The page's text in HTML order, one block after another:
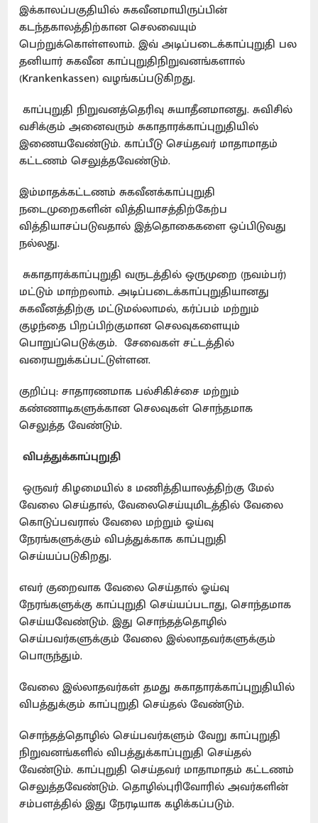
இக்காலப்பகுதியில் சுகவீனமாயிருப்பின்
கடந்தகாலத்திற்கான செலவையும்
பெற்றுக்கொள்ளலாம். இவ் அடிப்படைக்காப்புறுதி பல
தனியார் சுகவீன காப்புறுதிநிறுவனங்களால்
(Krankenkassen) வழங்கப்படுகிறது.
காப்புறுதி நிறுவனத்தெரிவு சுயாதீனமானது. சுவிசில்
வசிக்கும் அனைவரும் சுகாதாரக்காப்புறுதியில்
இணையவேண்டும். காப்பீடு செய்தவர் மாதாமாதம்
கட்டணம் செலுத்தவேண்டும்.
இம்மாதக்கட்டணம் சுகவீனக்காப்புறுதி
நடைமுறைகளின் வித்தியாசத்திற்கேற்ப
வித்தியாசப்படுவதால் இத்தொகைகளை ஒப்பிடுவது
நல்லது.
சுகாதாரக்காப்புறுதி வருடத்தில் ஒருமுறை (நவம்பர்)
மட்டும் மாற்றலாம். அடிப்படைக்காப்புறுதியானது
சுகவீனத்திற்கு மட்டுமல்லாமல், கர்ப்பம் மற்றும்
குழந்தை பிறப்பிற்குமான செலவுகளையும்
பொறுப்பெடுக்கும். சேவைகள் சட்டத்தில்
வரையறுக்கப்பட்டுள்ளன.
குறிப்பு: சாதாரணமாக பல்சிகிச்சை மற்றும்
கண்ணாடிகளுக்கான செலவுகள் சொந்தமாக
செலுத்த வேண்டும்.
விபத்துக்காப்புறுதி
ஒருவர் கிழமையில் 8 மணித்தியாலத்திற்கு மேல்
வேலை செய்தால், வேலைசெய்யுமிடத்தில் வேலை
கொடுப்பவரால் வேலை மற்றும் ஓய்வு
நேரங்களுக்கும் விபத்துக்காக காப்புறுதி
செய்யப்படுகிறது.
எவர் குறைவாக வேலை செய்தால் ஓய்வு
நேரங்களுக்கு காப்புறுதி செய்யப்படாது, சொந்தமாக
செய்யவேண்டும். இது சொந்தத்தொழில்
செய்பவர்களுக்கும் வேலை இல்லாதவர்களுக்கும்
பொருந்தும்.
வேலை இல்லாதவர்கள் தமது சுகாதாரக்காப்புறுதியில்
விபத்துக்கும் காப்புறுதி செய்தல் வேண்டும்.
சொந்தத்தொழில் செய்பவர்களும் வேறு காப்புறுதி
நிறுவனங்களில் விபத்துக்காப்புறுதி செய்தல்
வேண்டும். காப்புறுதி செய்தவர் மாதாமாதம் கட்டணம்
செலுத்தவேண்டும். தொழில்புரிவோரில் அவர்களின்
சம்பளத்தில் இது நேரடியாக கழிக்கப்படும்.